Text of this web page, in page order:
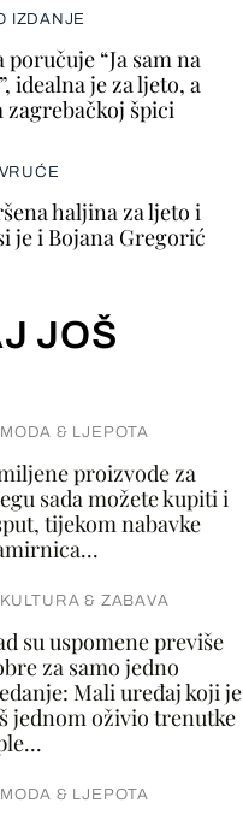
IZDANJE
poručuje “Ja sam na
idealna je za ljeto, a
zagrebačkoj špici
haljina za ljeto i
je i Bojana Gregorić
JOŠ
MODA & LJEPOTA
proizvode za
sada možete kupiti i
tijekom nabavke
KULTURA & ZABAVA
su uspomene previše
za samo jedno
Mali uređaj koji je
jednom oživio trenutke
MODA & LJEPOTA